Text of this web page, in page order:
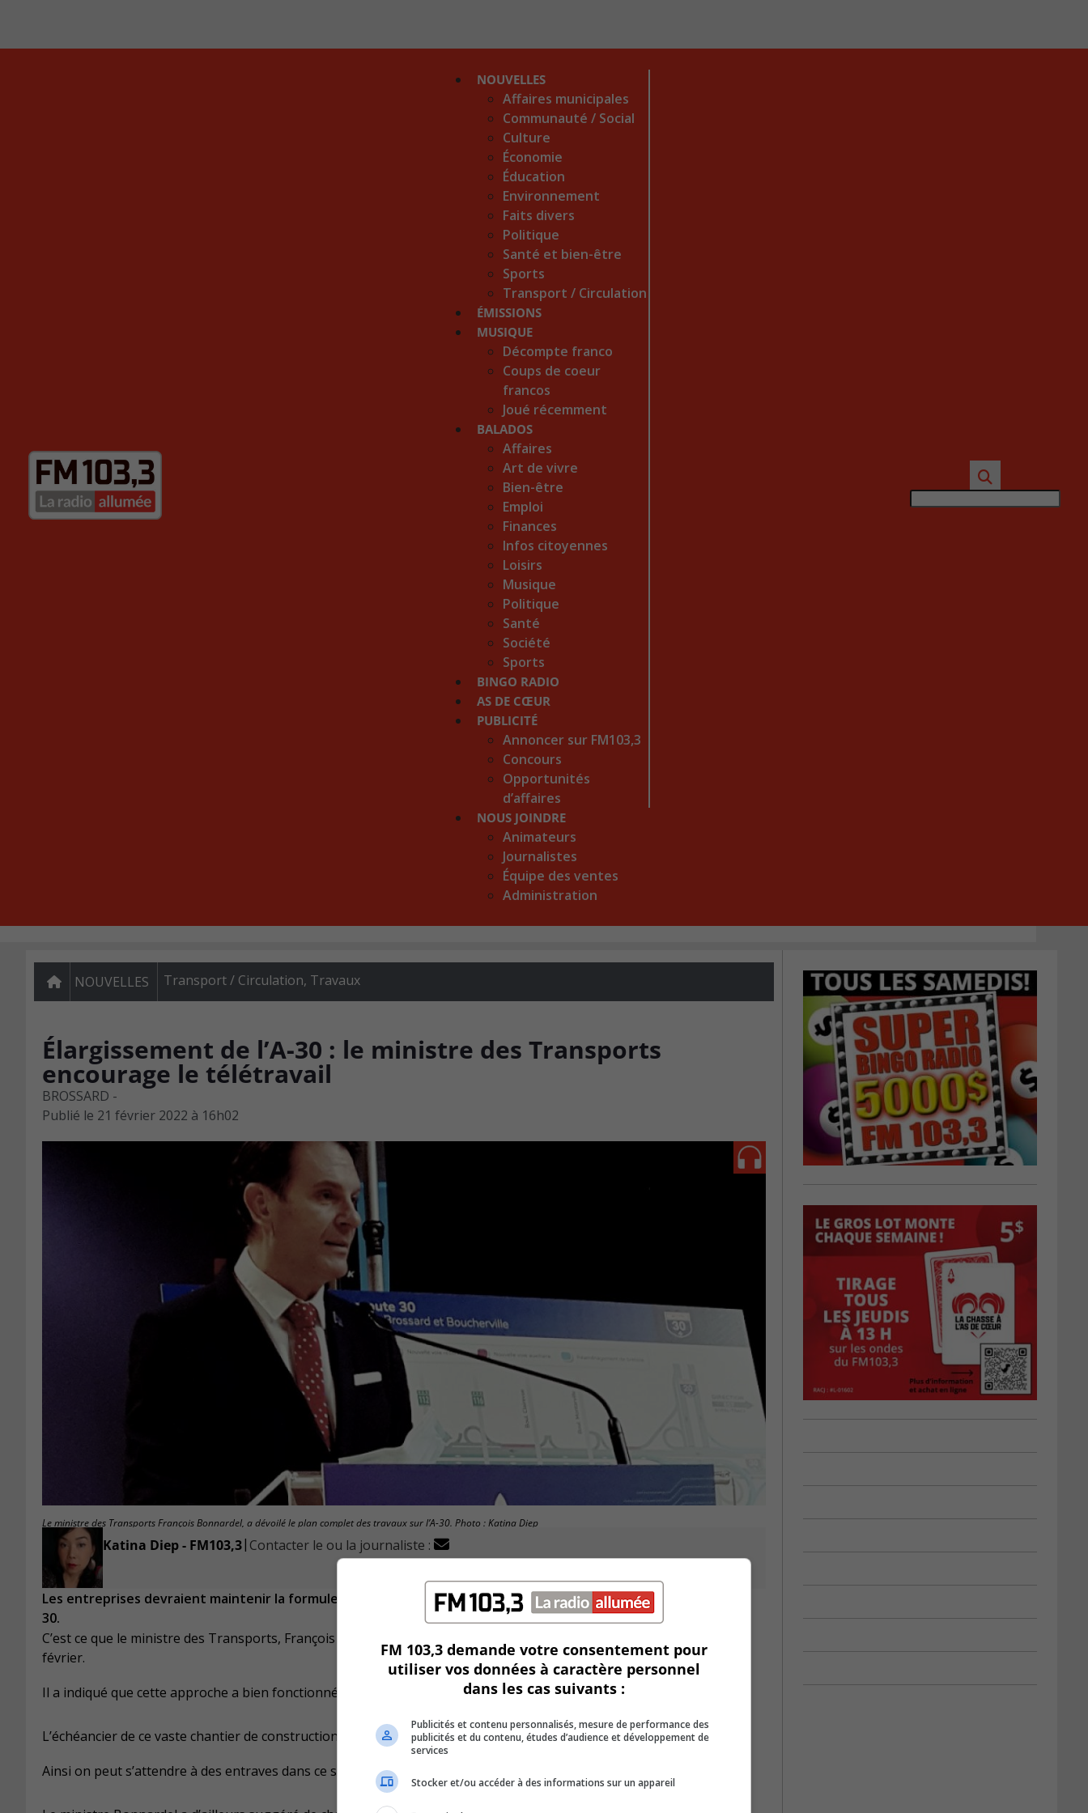
NOUVELLES
Affaires municipales
Communauté / Social
Culture
Économie
Éducation
Environnement
Faits divers
Politique
Santé et bien-être
Sports
Transport / Circulation
ÉMISSIONS
MUSIQUE
Décompte franco
Coups de coeur
francos
Joué récemment
BALADOS
Affaires
Art de vivre
Bien-être
Emploi
Finances
Infos citoyennes
Loisirs
Musique
Politique
Santé
Société
Sports
BINGO RADIO
AS DE CŒUR
PUBLICITÉ
Annoncer sur FM103,3
Concours
Opportunités
d’affaires
NOUS JOINDRE
Animateurs
Journalistes
Équipe des ventes
Administration
NOUVELLES Transport / Circulation, Travaux
Élargissement de l’A-30 : le ministre des Transports
encourage le télétravail
BROSSARD -
Publié le 21 février 2022 à 16h02
Le ministre des Transports François Bonnardel, a dévoilé le plan complet des travaux sur l’A-30. Photo : Katina Diep
Katina Diep - FM103,3| Contacter le ou la journaliste :
Les entreprises devraient maintenir la formule du télétravail, durant les travaux d’élargissement de l’autoroute
30.
C’est ce que le ministre des Transports, François Bonnardel, a laissé entendre lors du dévoilement des plans le 18
février.
Il a indiqué que cette approche a bien fonctionné pendant la pandémie.
L’échéancier de ce vaste chantier de construction va débuter cet été pour se terminer en 2024.
Ainsi on peut s’attendre à des entraves dans ce secteur, notamment pour les camionneurs.
FM 103,3 demande votre consentement pour
utiliser vos données à caractère personnel
dans les cas suivants :
Publicités et contenu personnalisés, mesure de performance des
publicités et du contenu, études d’audience et développement de
services
Stocker et/ou accéder à des informations sur un appareil